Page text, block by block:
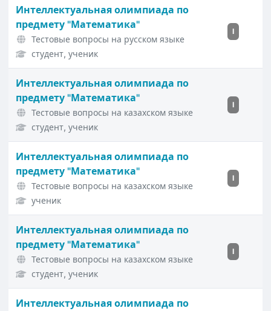
Интеллектуальная олимпиада по
предмету "Математика"
Тестовые вопросы на русском языке
студент, ученик
I
Интеллектуальная олимпиада по
предмету "Математика"
Тестовые вопросы на казахском языке
студент, ученик
I
Интеллектуальная олимпиада по
предмету "Математика"
Тестовые вопросы на казахском языке
ученик
I
Интеллектуальная олимпиада по
предмету "Математика"
Тестовые вопросы на казахском языке
студент, ученик
I
Интеллектуальная олимпиада по